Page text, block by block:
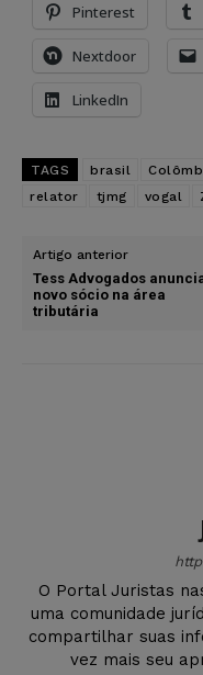
Pinterest
Nextdoor
LinkedIn
TAGS brasil
relator
tjmg vogal
Artigo anterior
Tess Advogados
novo sócio na área
tributária
O Portal Juristas
uma comunidade
compartilhar suas
vez mais seu